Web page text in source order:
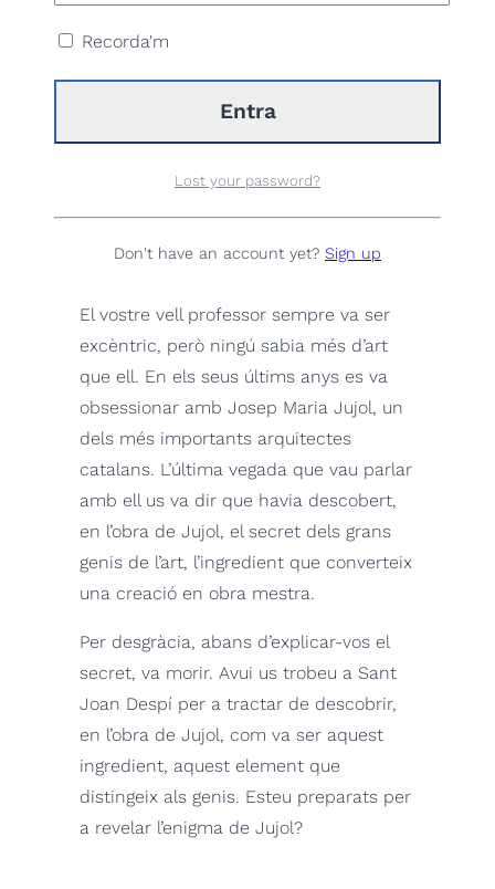
Duració: 80minute
El vostre vell professor sempre va ser
excèntric, però ningú sabia més d’art
que ell. En els seus últims anys es va
obsessionar amb Josep Maria Jujol, un
dels més importants arquitectes
catalans. L’última vegada que vau parlar
amb ell us va dir que havia descobert,
en l’obra de Jujol, el secret dels grans
genis de l’art, l’ingredient que converteix
una creació en obra mestra.
Per desgràcia, abans d’explicar-vos el
secret, va morir. Avui us trobeu a Sant
Joan Despí per a tractar de descobrir,
en l’obra de Jujol, com va ser aquest
ingredient, aquest element que
distingeix als genis. Esteu preparats per
a revelar l’enigma de Jujol?
Recorda'm
Lost your password?
Don't have an account yet? Sign up